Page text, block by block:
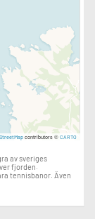
contributors © CARTO
av sveriges
fjorden.
tennisbanor. Även